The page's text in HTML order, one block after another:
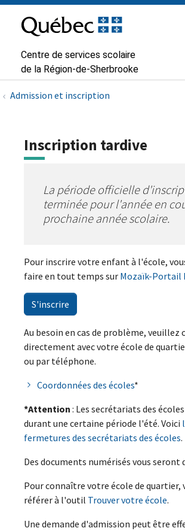
Aller à la navigation principale
Aller au contenu principal
Passer au pied de page
au
contenu
Centre de services scolaire
de la Région-de-Sherbrooke
Admission et inscription
Inscription tardive
La période officielle
terminée pour l'année en
prochaine année scolaire.
Pour inscrire votre enfant à l'école,
faire en tout temps sur Mozaïk-Portail
S'inscrire
Au besoin en cas de problème, veuillez
directement avec votre école de
ou par téléphone.
Coordonnées des écoles*
*Attention : Les secrétariats des
durant une certaine période l'été. Voici
fermetures des secrétariats des écoles.
Des documents numérisés vous seront
Pour connaître votre école de quartier,
référer à l'outil Trouver votre école.
Une demande d'admission peut être